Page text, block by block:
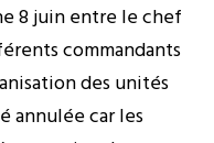
8 juin entre le chef
commandants
des unités
annulée car les